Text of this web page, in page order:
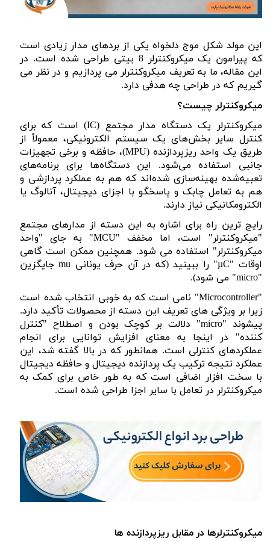
این مولد شکل موج دلخواه یکی از بردهای مدار زیادی است
که پیرامون یک میکروکنترلر 8 بیتی طراحی شده است.
در
این مقاله، ما به تعریف میکروکنترلر می پردازیم و در نظر می
گیریم که در طراحی چه هدفی دارد.
میکروکنترلر چیست؟
میکروکنترلر یک دستگاه مدار مجتمع (IC) است که برای
کنترل سایر بخش‌های یک سیستم الکترونیکی، معمولاً از
طریق یک واحد ریزپردازنده (MPU)، حافظه و برخی تجهیزات
جانبی استفاده می‌شود. این دستگاه‌ها برای برنامه‌های
تعبیه‌شده بهینه‌سازی شده‌اند که هم به عملکرد پردازشی و
هم به تعامل چابک و پاسخگو با اجزای دیجیتال، آنالوگ یا
الکترومکانیکی نیاز دارند.
رایج ترین راه برای اشاره به این دسته از مدارهای مجتمع
"میکروکنترلر" است، اما مخفف "MCU" به جای "واحد
میکروکنترلر" استفاده می شود. همچنین ممکن است گاهی
اوقات "µC" را ببینید (که در آن حرف یونانی muجایگزین
"
micro" می شود).
"
Microcontroller" نامی است که به خوبی انتخاب شده است
زیرا بر ویژگی های تعریف این دسته از محصولات تأکید دارد.
پیشوند "micro" دلالت بر کوچک بودن و اصطلاح "کنترل
کننده" در اینجا به معنای افزایش توانایی برای انجام
عملکردهای کنترلی است. همانطور که در بالا گفته شد، این
عملکرد نتیجه ترکیب یک پردازنده دیجیتال و حافظه دیجیتال
با سخت افزار اضافی است که به طور خاص برای کمک به
میکروکنترلر در تعامل با سایر اجزا طراحی شده است.
میکروکنترلرها در مقابل ریزپردازنده ها